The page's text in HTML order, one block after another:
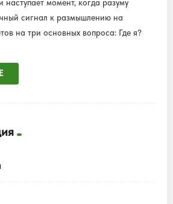
момент, когда разуму
сигнал к размышлению на
на три основных вопроса: Где я?